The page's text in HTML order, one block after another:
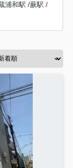
浦和駅 /蕨駅 /